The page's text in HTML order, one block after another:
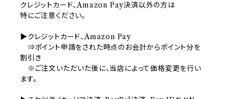
クレジットカード、Amazon Pay決済以外の方は
特にご注意ください。
▶クレジットカード、Amazon Pay
⇒ポイント申請をされた時点のお会計からポイント分を
割引き
※ご注文いただいた後に、当店によって価格変更を行い
ます。